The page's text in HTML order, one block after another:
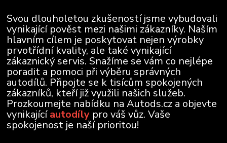
Svou dlouholetou zkušeností jsme vybudovali
vynikající pověst mezi našimi zákazníky. Naším
hlavním cílem je poskytovat nejen výrobky
prvotřídní kvality, ale také vynikající
zákaznický servis. Snažíme se vám co nejlépe
poradit a pomoci při výběru správných
autodílů. Připojte se k tisícům spokojených
zákazníků, kteří již využili našich služeb.
Prozkoumejte nabídku na Autods.cz a objevte
vynikajícíautodíly pro váš vůz. Vaše
spokojenost je naší prioritou!